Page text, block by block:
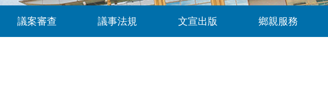
議案審查 議事法規 文宣出版 鄉親服務